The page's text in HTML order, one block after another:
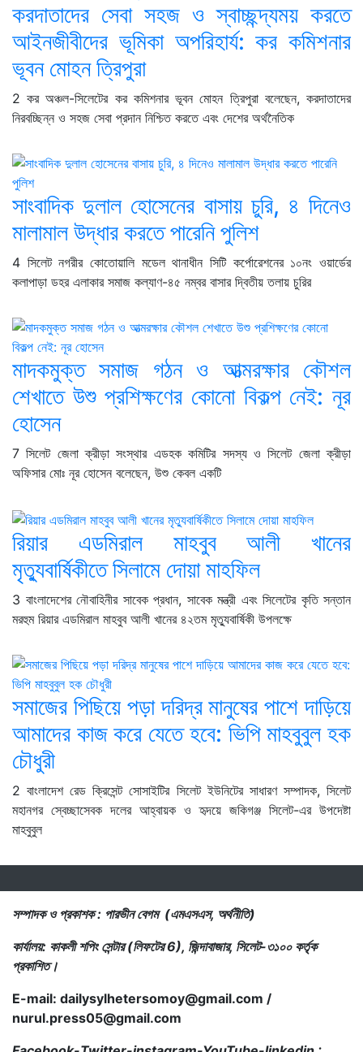
করদাতাদের সেবা সহজ ও স্বাচ্ছন্দ্যময় করতে
আইনজীবীদের ভূমিকা অপরিহার্য: কর কমিশনার
ভূবন মোহন ত্রিপুরা
2 কর অঞ্চল-সিলেটের কর কমিশনার ভূবন মোহন ত্রিপুরা বলেছেন, করদাতাদের
নিরবচ্ছিন্ন ও সহজ সেবা প্রদান নিশ্চিত করতে এবং দেশের অর্থনৈতিক
সাংবাদিক দুলাল হোসেনের বাসায় চুরি, ৪ দিনেও
মালামাল উদ্ধার করতে পারেনি পুলিশ
4 সিলেট নগরীর কোতোয়ালি মডেল থানাধীন সিটি কর্পোরেশনের ১০নং ওয়ার্ডের
কলাপাড়া ডহর এলাকার সমাজ কল্যাণ-৪৫ নম্বর বাসার দ্বিতীয় তলায় চুরির
মাদকমুক্ত সমাজ গঠন ও আত্মরক্ষার কৌশল
শেখাতে উশু প্রশিক্ষণের কোনো বিকল্প নেই: নূর
হোসেন
7 সিলেট জেলা ক্রীড়া সংস্থার এডহক কমিটির সদস্য ও সিলেট জেলা ক্রীড়া
অফিসার মোঃ নূর হোসেন বলেছেন, উশু কেবল একটি
রিয়ার এডমিরাল মাহবুব আলী খানের
মৃত্যুবার্ষিকীতে সিলামে দোয়া মাহফিল
3 বাংলাদেশের নৌবাহিনীর সাবেক প্রধান, সাবেক মন্ত্রী এবং সিলেটের কৃতি সন্তান
মরহুম রিয়ার এডমিরাল মাহবুব আলী খানের ৪২তম মৃত্যুবার্ষিকী উপলক্ষে
সমাজের পিছিয়ে পড়া দরিদ্র মানুষের পাশে দাড়িয়ে
আমাদের কাজ করে যেতে হবে: ভিপি মাহবুবুল হক
চৌধুরী
2 বাংলাদেশ রেড ক্রিসেন্ট সোসাইটির সিলেট ইউনিটের সাধারণ সম্পাদক, সিলেট
মহানগর স্বেচ্ছাসেবক দলের আহ্বায়ক ও হৃদয়ে জকিগঞ্জ সিলেট-এর উপদেষ্টা
মাহবুবুল
সম্পাদক ও প্রকাশক : পারভীন বেগম (এমএসএস, অর্থনীতি)
কার্যালয়: কাকলী শপিং সেন্টার (লিফটের 6), জিন্দাবাজার, সিলেট-৩১০০ কর্তৃক
প্রকাশিত।
E-mail: dailysylhetersomoy@gmail.com /
nurul.press05@gmail.com